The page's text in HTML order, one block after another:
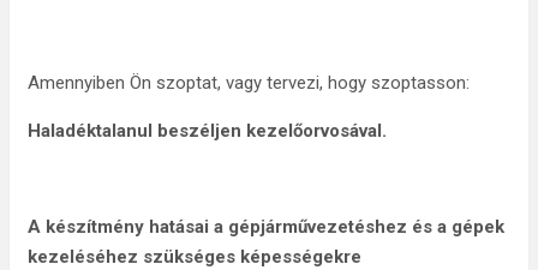
Amennyiben Ön szoptat, vagy tervezi, hogy szoptasson:
Haladéktalanul beszéljen kezelőorvosával.
A készítmény hatásai a gépjárművezetéshez és a gépek
kezeléséhez szükséges képességekre